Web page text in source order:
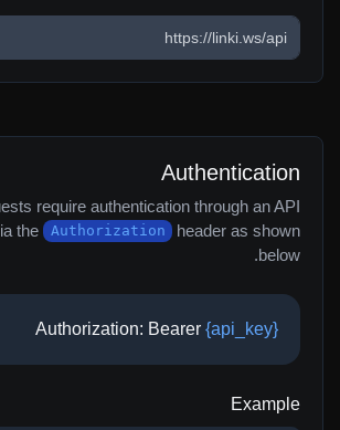
Authentication
require authentication through an API
the Authorization
header as shown
below.
Authorization: Bearer {api_key}
Example